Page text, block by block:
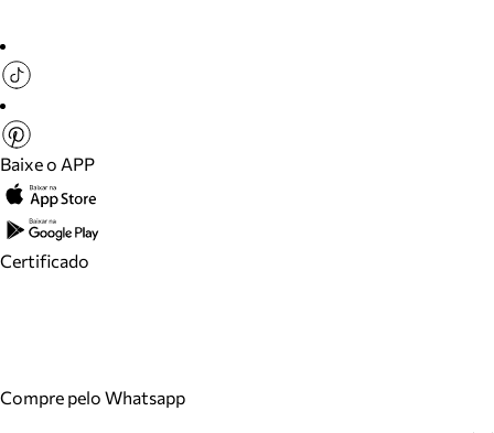
Baixe o APP
Certificado
Compre pelo Whatsapp